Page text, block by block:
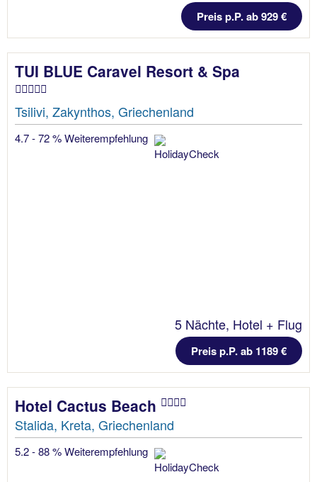
Preis p.P. ab 929 €
TUI BLUE Caravel Resort & Spa
Tsilivi, Zakynthos, Griechenland
4.7 - 72 % Weiterempfehlung
5 Nächte, Hotel + Flug
Preis p.P. ab 1189 €
Hotel Cactus Beach
Stalida, Kreta, Griechenland
5.2 - 88 % Weiterempfehlung